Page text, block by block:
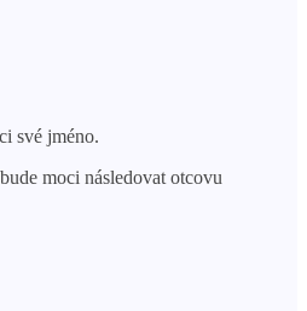
své jméno.
moci následovat otcovu